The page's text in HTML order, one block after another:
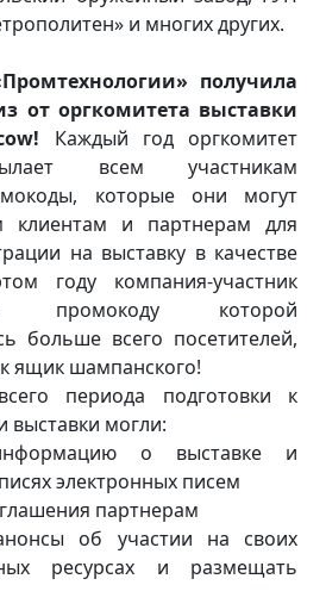
и многих других.
получила
от оргкомитета выставки
Каждый год оргкомитет
всем участникам
которые они могут
клиентам и партнерам для
на выставку в качестве
году компания-участник
промокоду которой
больше всего посетителей,
ящик шампанского!
периода подготовки к
выставки могли:
о выставке и
электронных писем
партнерам
об участии на своих
ресурсах и размещать